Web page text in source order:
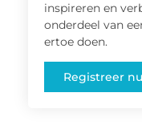
inspireren en
onderdeel van
ertoe doen.
Registreer